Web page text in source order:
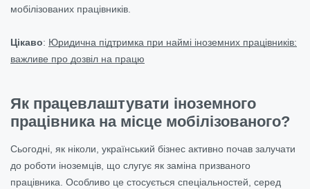
мобілізованих працівників.
Цікаво: Юридична підтримка при наймі іноземних працівників:
важливе про дозвіл на працю
Як працевлаштувати іноземного
працівника на місце мобілізованого?
Сьогодні, як ніколи, український бізнес активно почав залучати
до роботи іноземців, що слугує як заміна призваного
працівника. Особливо це стосується спеціальностей, серед